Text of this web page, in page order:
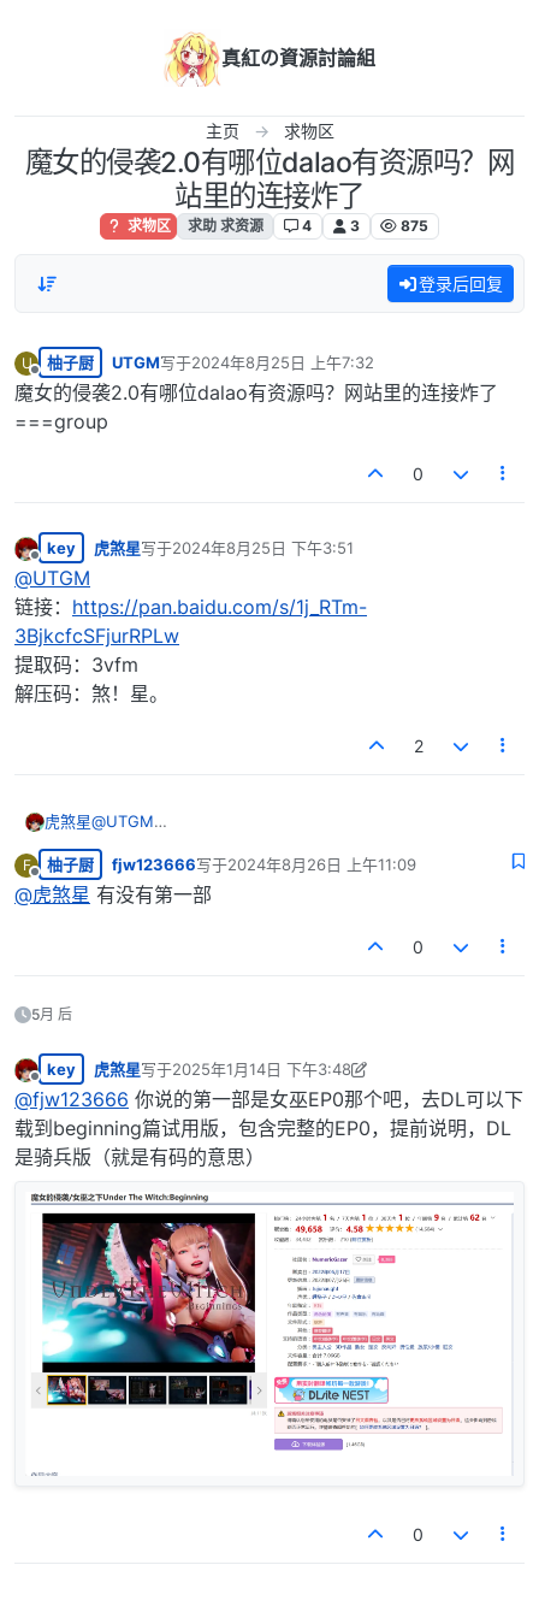
真紅の資源討論組
主页 求物区
魔女的侵袭2.0有哪位dalao有资源吗？网
站里的连接炸了
求物区 求助 求资源 4 3 875
登录后回复
U
离线
柚子厨 UTGM写于2024年8月25日 上午7:32
最后由 编辑
魔女的侵袭2.0有哪位dalao有资源吗？网站里的连接炸了
===group
0
离线
key 虎煞星写于2024年8月25日 下午3:51
最后由 编辑
@UTGM
链接： https://pan.baidu.com/s/1j_RTm-
3BjkcfcSFjurRPLw
提取码：3vfm
解压码：煞！星。
2
虎煞星@UTGM
链接：
3BjkcfcSFjurRPLw
提取码：3vfm
F
离线
柚子厨 fjw123666写于2024年8月26日 上午11:09
最后由 编辑
@虎煞星 有没有第一部
0
5月 后
离线
key 虎煞星写于2025年1月14日 下午3:48
最后由 虎煞星 编辑 2025年1月14日 上午10:12
@fjw123666 你说的第一部是女巫EP0那个吧，去DL可以下
载到beginning篇试用版，包含完整的EP0，提前说明，DL
是骑兵版（就是有码的意思）
0